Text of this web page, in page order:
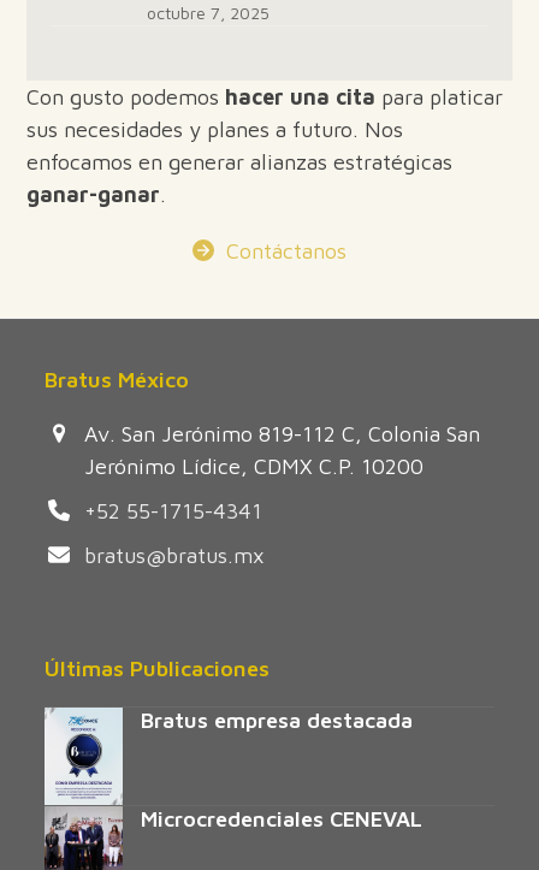
octubre 7, 2025
Con gusto podemos hacer una cita para platicar
sus necesidades y planes a futuro. Nos
enfocamos en generar alianzas estratégicas
ganar-ganar.
Contáctanos
Bratus México
Av. San Jerónimo 819-112 C, Colonia San
Jerónimo Lídice, CDMX C.P. 10200
+52 55-1715-4341
bratus@bratus.mx
Últimas Publicaciones
Bratus empresa destacada
Microcredenciales CENEVAL